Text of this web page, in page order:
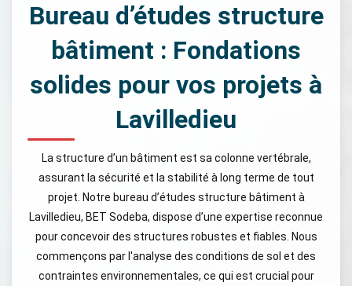
Bureau d’études structure
bâtiment : Fondations
solides pour vos projets à
Lavilledieu
La structure d’un bâtiment est sa colonne vertébrale,
assurant la sécurité et la stabilité à long terme de tout
projet. Notre bureau d’études structure bâtiment à
Lavilledieu, BET Sodeba, dispose d’une expertise reconnue
pour concevoir des structures robustes et fiables. Nous
commençons par l'analyse des conditions de sol et des
contraintes environnementales, ce qui est crucial pour